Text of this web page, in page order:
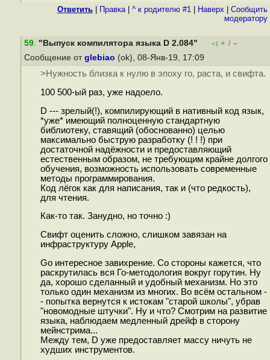
Ответить Правка| ^ к родителю #1 Наверх
Cообщить
модератору
59. "Выпуск компилятора языка D 2.084" +1 + / –
Сообщение от glebiao (ok), 08-Янв-19, 17:09
>Нужность близка к нулю в эпоху го, раста, и свифта.
100 500-ый раз, уже надоело.
D --- зрелый(!), компилирующий в нативный код язык,
*уже* имеющий полноценную стандартную
библиотеку, ставящий (обоснованно) целью
максимально быструю разработку (! ! !) при
достаточной надёжности и предоставляющий
естественным образом, не требующим крайне долгого
обучения, возможность использовать современные
методы программирования.
Код лёгок как для написания, так и (что редкость),
для чтения.
Как-то так. Занудно, но точно :)
Свифт оценить сложно, слишком завязан на
инфраструктуру Apple,
Go интересное завихрение. Со стороны кажется, что
раскрутилась вся Го-методология вокруг горутин. Ну
да, хорошо сделанный и удобный механизм. Но это
только один механизм из многих. Во всём остальном -
- попытка вернутся к истокам "старой школы", убрав
"новомодные штучки". Ну и что? Смотрим на развитие
языка, наблюдаем медленный дрейф в сторону
мейнстрима...
Между тем, D уже предоставляет массу ничуть не
худших инструментов.